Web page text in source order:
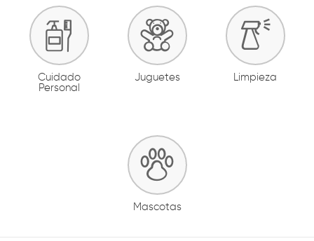
Cuidado
Personal
Juguetes Limpieza
Mascotas